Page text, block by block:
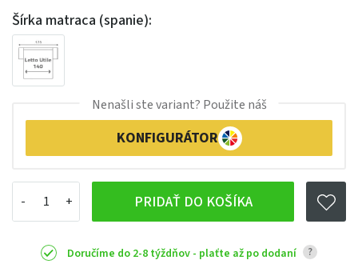
Šírka matraca (spanie):
PRIDAŤ DO KOŠÍKA
Nenašli ste variant? Použite náš
KONFIGURÁTOR
Doručíme do 2-8 týždňov - plaťte až po dodaní ?